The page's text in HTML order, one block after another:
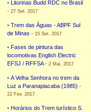
• Litorinas Budd RDC no Brasil
- 27 Set. 2017
• Trem das Águas - ABPF Sul
de Minas - 15 Set. 2017
• Fases de pintura das
locomotivas English Electric
EFSJ / RFFSA- 2 Mai. 2017
• A Velha Senhora no trem da
Luz a Paranapiacaba (1985) -
22 Fev. 2017
• Horários do Trem turístico S.